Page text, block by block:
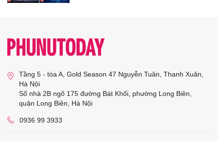
Tầng 5 - tòa A, Gold Season 47 Nguyễn Tuân, Thanh Xuân,
Hà Nội
Số nhà 2B ngõ 175 đường Bát Khối, phường Long Biên,
quận Long Biên, Hà Nội
0936 99 3933